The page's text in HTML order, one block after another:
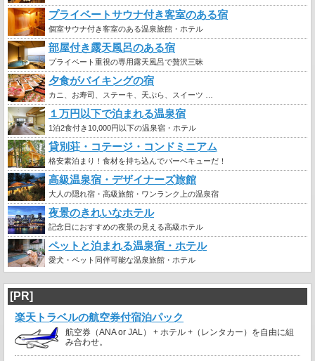
プライベートサウナ付き客室のある宿
個室サウナ付き客室のある温泉旅館・ホテル
部屋付き露天風呂のある宿
プライベート重視の専用露天風呂で贅沢三昧
夕食がバイキングの宿
カニ、お寿司、ステーキ、天ぷら、スイーツ …
１万円以下で泊まれる温泉宿
1泊2食付き10,000円以下の温泉宿・ホテル
貸別荘・コテージ・コンドミニアム
格安素泊まり！食材を持ち込んでバーベキューだ！
高級温泉宿・デザイナーズ旅館
大人の隠れ宿・高級旅館・ワンランク上の温泉宿
夜景のきれいなホテル
記念日におすすめの夜景の見える高級ホテル
ペットと泊まれる温泉宿・ホテル
愛犬・ペット同伴可能な温泉旅館・ホテル
[PR]
楽天トラベルの航空券付宿泊パック
航空券（ANA or JAL） + ホテル +（レンタカー）を自由に組
み合わせ。